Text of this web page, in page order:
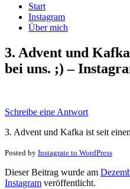
Start
Instagram
Über mich
3. Advent und
bei uns. ;) –
Schreibe eine Antwort
3. Advent und Kafka ist seit
Posted by Instagrate to WordPress
Dieser Beitrag wurde am
Instagram veröffentlicht.